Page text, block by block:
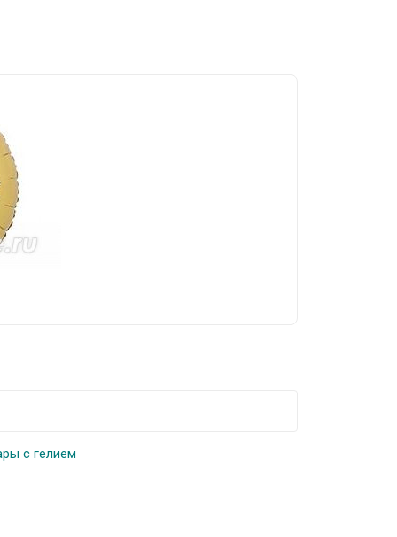
с гелием